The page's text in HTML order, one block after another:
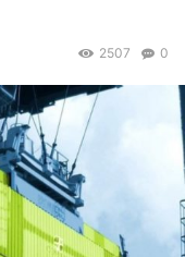
0
2507